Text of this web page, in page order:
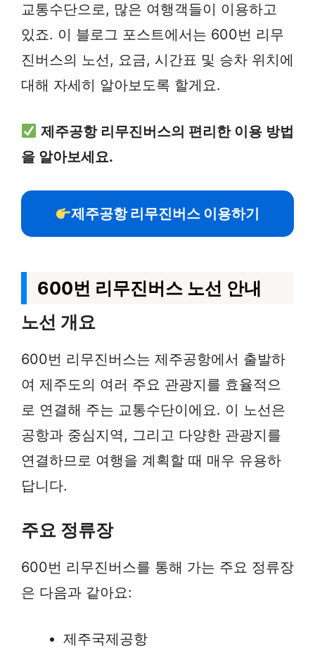
교통수단으로, 많은 여행객들이 이용하고
있죠. 이 블로그 포스트에서는 600번 리무
진버스의 노선, 요금, 시간표 및 승차 위치에
대해 자세히 알아보도록 할게요.
제주공항 리무진버스의 편리한 이용 방법
을 알아보세요.
제주공항 리무진버스 이용하기
600번 리무진버스 노선 안내
노선 개요
600번 리무진버스는 제주공항에서 출발하
여 제주도의 여러 주요 관광지를 효율적으
로 연결해 주는 교통수단이에요. 이 노선은
공항과 중심지역, 그리고 다양한 관광지를
연결하므로 여행을 계획할 때 매우 유용하
답니다.
주요 정류장
600번 리무진버스를 통해 가는 주요 정류장
은 다음과 같아요:
제주국제공항